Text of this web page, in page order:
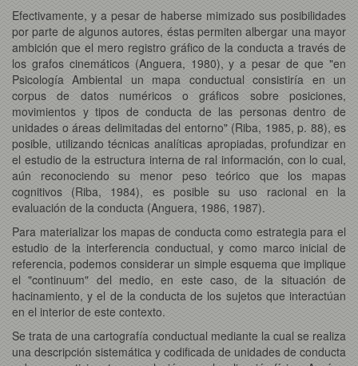
Efectivamente, y a pesar de haberse mimizado sus posibilidades
por parte de algunos autores, éstas permiten albergar una mayor
ambición que el mero registro gráfico de la conducta a través de
los grafos cinemáticos (Anguera, 1980), y a pesar de que "en
Psicología Ambiental un mapa conductual consistiría en un
corpus de datos numéricos o gráficos sobre posiciones,
movimientos y tipos de conducta de las personas dentro de
unidades o áreas delimitadas del entorno" (Riba, 1985, p. 88), es
posible, utilizando técnicas analíticas apropiadas, profundizar en
el estudio de la estructura interna de ral información, con lo cual,
aún reconociendo su menor peso teórico que los mapas
cognitivos (Riba, 1984), es posible su uso racional en la
evaluación de la conducta (Anguera, 1986, 1987).
Para materializar los mapas de conducta como estrategia para el
estudio de la interferencia conductual, y como marco inicial de
referencia, podemos considerar un simple esquema que implique
el "continuum" del medio, en este caso, de la situación de
hacinamiento, y el de la conducta de los sujetos que interactúan
en el interior de este contexto.
Se trata de una cartografía conductual mediante la cual se realiza
una descripción sistemática y codificada de unidades de conducta